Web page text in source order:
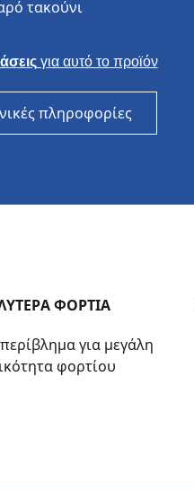
τακούνι
για αυτό το προϊόν
πληροφορίες
ΦΟΡΤΙΑ
για μεγάλη
φορτίου